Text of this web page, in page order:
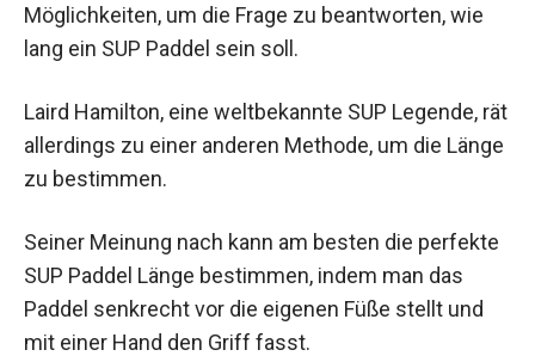
Möglichkeiten, um die Frage zu beantworten, wie
lang ein SUP Paddel sein soll.
Laird Hamilton, eine weltbekannte SUP Legende, rät
allerdings zu einer anderen Methode, um die Länge
zu bestimmen.
Seiner Meinung nach kann am besten die perfekte
SUP Paddel Länge bestimmen, indem man das
Paddel senkrecht vor die eigenen Füße stellt und
mit einer Hand den Griff fasst.